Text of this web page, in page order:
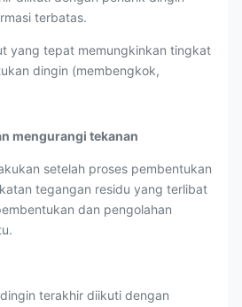
terbatas.
yang tepat memungkinkan tingkat
dingin (membengkok,
mengurangi tekanan
setelah proses pembentukan
tegangan residu yang terlibat
dan pengolahan
terakhir diikuti dengan